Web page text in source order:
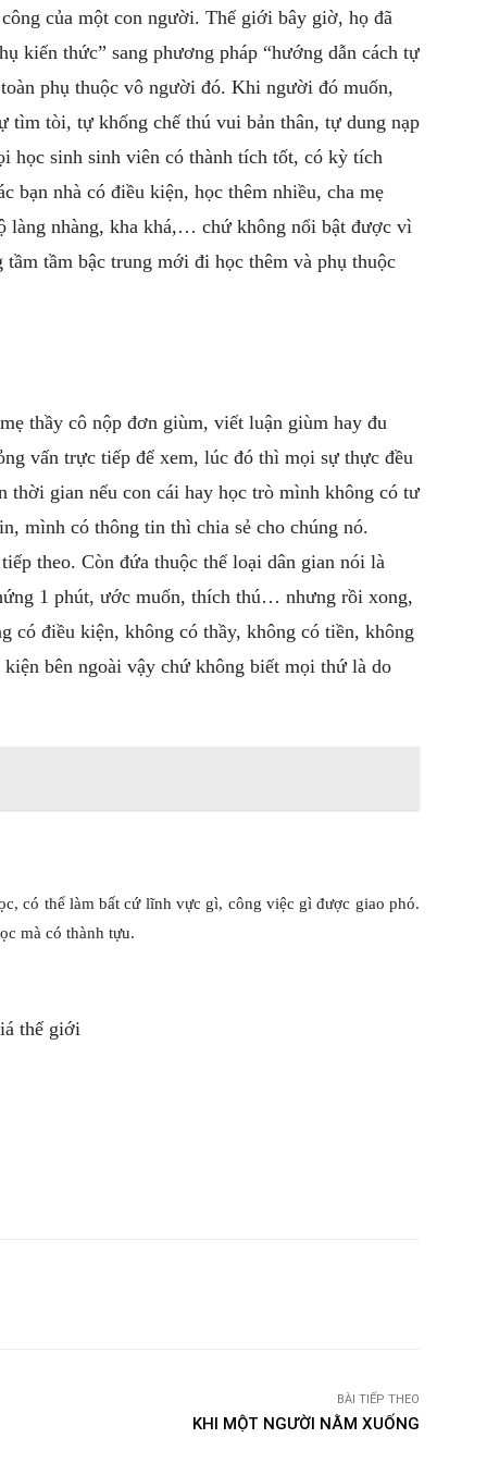
của một con người. Thế giới bây giờ, họ đã
kiến thức” sang phương pháp “hướng dẫn cách tự
phụ thuộc vô người đó. Khi người đó muốn,
tòi, tự khống chế thú vui bản thân, tự dung nạp
học sinh sinh viên có thành tích tốt, có kỳ tích
bạn nhà có điều kiện, học thêm nhiều, cha mẹ
làng nhàng, kha khá,… chứ không nổi bật được vì
tầm bậc trung mới đi học thêm và phụ thuộc
thầy cô nộp đơn giùm, viết luận giùm hay đu
vấn trực tiếp để xem, lúc đó thì mọi sự thực đều
thời gian nếu con cái hay học trò mình không có tư
mình có thông tin thì chia sẻ cho chúng nó.
theo. Còn đứa thuộc thể loại dân gian nói là
1 phút, ước muốn, thích thú… nhưng rồi xong,
có điều kiện, không có thầy, không có tiền, không
bên ngoài vậy chứ không biết mọi thứ là do
có thể làm bất cứ lĩnh vực gì, công việc gì được giao phó.
mà có thành tựu.
thế giới
BÀI TIẾP THEO
KHI MỘT NGƯỜI NẰM XUỐNG